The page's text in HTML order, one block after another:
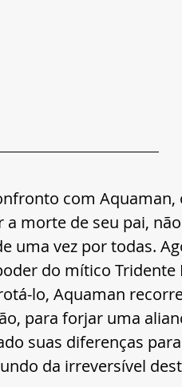
com Aquaman,
morte de seu pai,
uma vez por todas.
do mítico Tridente
lo, Aquaman
para forjar uma
suas diferenças
da irreversível